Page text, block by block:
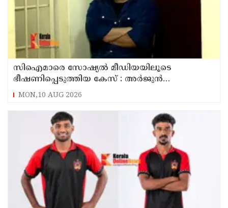
സിഐമാരെ സോഷ്യൽ മീഡിയയിലൂടെ
ഭീഷണിപ്പെടുത്തിയ കേസ് : അർജുൻ
ആയങ്കിയുടെ വീട്ടിൽ നിന്നും ലാപ്ടോപ്പ്
MON,10 AUG 2026